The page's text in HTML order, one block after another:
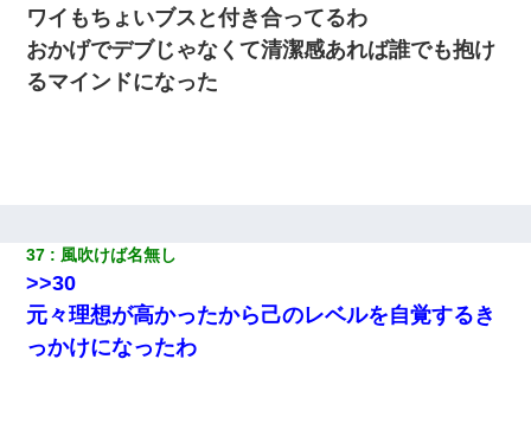
ワイもちょいブスと付き合ってるわ
おかげでデブじゃなくて清潔感あれば誰でも抱け
るマインドになった
37 風吹けば名無し
>>30
元々理想が高かったから己のレベルを自覚するき
っかけになったわ